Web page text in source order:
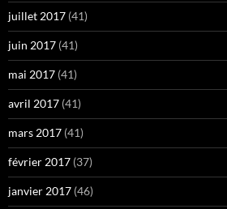
juillet 2017 (41)
juin 2017 (41)
mai 2017 (41)
avril 2017 (41)
mars 2017 (41)
février 2017 (37)
janvier 2017 (46)